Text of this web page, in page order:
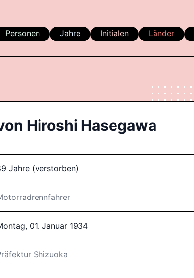
Personen Jahre Initialen Länder
Hiroshi Hasegawa
Jahre (verstorben)
01. Januar 1934
Shizuoka